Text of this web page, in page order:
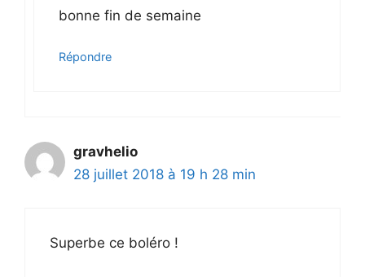
bonne fin de semaine
Répondre
gravhelio
28 juillet 2018 à 19 h 28 min
Superbe ce boléro !